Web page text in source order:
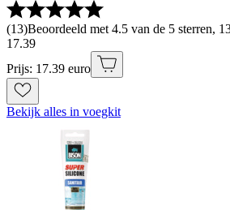
(13)Beoordeeld met 4.5 van de 5 sterren,
17.39
Prijs: 17.39 euro
Bekijk alles in voegkit